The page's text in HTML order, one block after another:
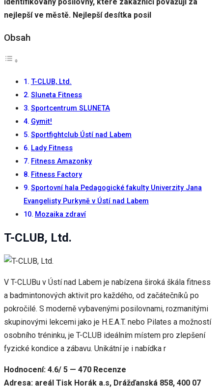
nejlepší ve městě. Nejlepší desítka posil
Obsah
T-CLUB, Ltd.
Sluneta Fitness
Sportcentrum SLUNETA
Gymit!
Sportfightclub Ústí nad Labem
Lady Fitness
Fitness Amazonky
Fitness Factory
Sportovní hala Pedagogické fakulty Univerzity Jana
Evangelisty Purkyně v Ústí nad Labem
Mozaika zdraví
T-CLUB, Ltd.
V T-CLUBu v Ústí nad Labem je nabízena široká škála fitness
a badmintonových aktivit pro každého, od začátečníků po
pokročilé. S moderně vybavenými posilovnami, rozmanitými
skupinovými lekcemi jako je H.E.A.T. nebo Pilates a možností
osobního tréninku, je T-CLUB ideálním místem pro zlepšení
fyzické kondice a zábavu. Unikátní je i nabídka r
Hodnocení: 4.6/ 5 — 470 Recenze
Adresa: areál Tisk Horák a.s, Drážďanská 858, 400 07
fungovaly
návštěvě co
cookies
některé
funkce z
Marketing
Sdílením svých
zájmů a chování
při návštěvě našich
stránek zvyšujete
personalizovaného
obsahu a nabídek.